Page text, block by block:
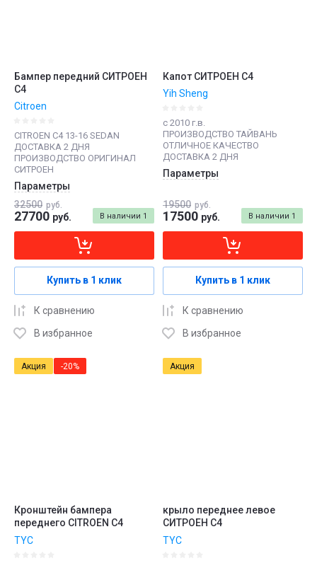
Бампер передний СИТРОЕН
С4
Citroen
CITROEN C4 13-16 SEDAN
ДОСТАВКА 2 ДНЯ
ПРОИЗВОДСТВО ОРИГИНАЛ
СИТРОЕН
Параметры
В наличии 1
32500 руб.
27700 руб.
Купить в 1 клик
К сравнению
В избранное
Капот СИТРОЕН С4
Yih Sheng
c 2010 г.в.
ПРОИЗВОДСТВО ТАЙВАНЬ
ОТЛИЧНОЕ КАЧЕСТВО
ДОСТАВКА 2 ДНЯ
Параметры
В наличии 1
19500 руб.
17500 руб.
Купить в 1 клик
К сравнению
В избранное
Акция -20%
Кронштейн бампера
переднего CITROEN C4
TYC
Акция
крыло переднее левое
СИТРОЕН С4
TYC